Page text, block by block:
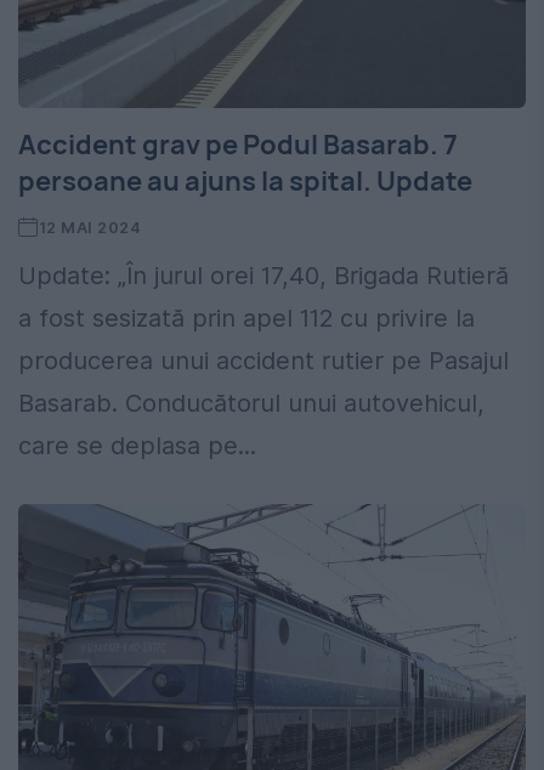
Accident grav pe Podul Basarab. 7
persoane au ajuns la spital. Update
12 MAI 2024
Update: „În jurul orei 17,40, Brigada Rutieră
a fost sesizată prin apel 112 cu privire la
producerea unui accident rutier pe Pasajul
Basarab. Conducătorul unui autovehicul,
care se deplasa pe...